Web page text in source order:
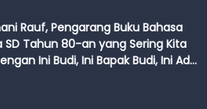
Rauf, Pengarang Buku Bahasa
SD Tahun 80-an yang Sering Kita
Ini Budi, Ini Bapak Budi, Ini Adik